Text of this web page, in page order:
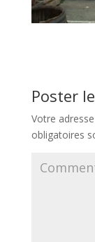
Poster
Votre
obligatoires